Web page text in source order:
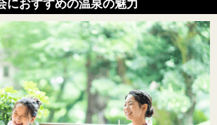
におすすめの温泉の魅力